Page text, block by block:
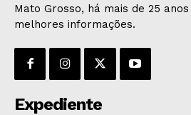
POLÍCIA
ESPORTES
ECONOMIA
OPINIÃO
Mato Grosso, há mais de 25
melhores informações.
Expediente